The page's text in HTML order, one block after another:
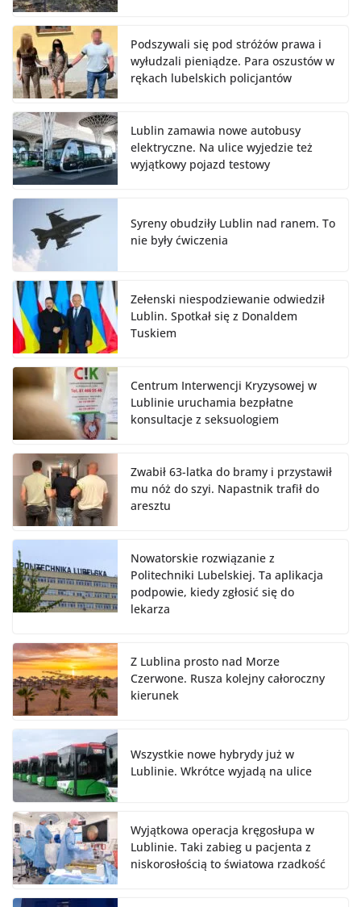
Podszywali się pod stróżów prawa i
wyłudzali pieniądze. Para oszustów w
rękach lubelskich policjantów
Lublin zamawia nowe autobusy
elektryczne. Na ulice wyjedzie też
wyjątkowy pojazd testowy
Syreny obudziły Lublin nad ranem. To
nie były ćwiczenia
Zełenski niespodziewanie odwiedził
Lublin. Spotkał się z Donaldem
Tuskiem
Centrum Interwencji Kryzysowej w
Lublinie uruchamia bezpłatne
konsultacje z seksuologiem
Zwabił 63-latka do bramy i przystawił
mu nóż do szyi. Napastnik trafił do
aresztu
Nowatorskie rozwiązanie z
Politechniki Lubelskiej. Ta aplikacja
podpowie, kiedy zgłosić się do
lekarza
Z Lublina prosto nad Morze
Czerwone. Rusza kolejny całoroczny
kierunek
Wszystkie nowe hybrydy już w
Lublinie. Wkrótce wyjadą na ulice
Wyjątkowa operacja kręgosłupa w
Lublinie. Taki zabieg u pacjenta z
niskorosłością to światowa rzadkość